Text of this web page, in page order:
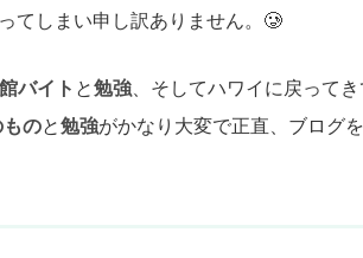
てしまい申し訳ありません。🥲
バイト と勉強 、そしてハワイに戻って
のと勉強がかなり大変で正直、ブログ